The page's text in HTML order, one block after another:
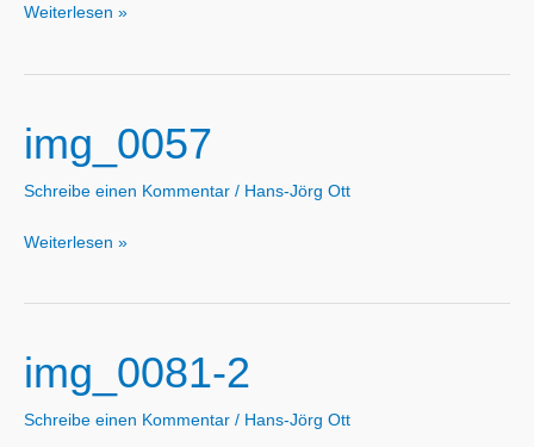
img_0038-
Weiterlesen »
img_0057
Schreibe einen Kommentar / Hans-Jörg Ott
img_0057
Weiterlesen »
img_0081-2
Schreibe einen Kommentar / Hans-Jörg Ott